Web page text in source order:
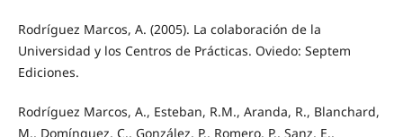
Rodríguez Marcos, A. (2005). La colaboración de la
Universidad y los Centros de Prácticas. Oviedo: Septem
Ediciones.
Rodríguez Marcos, A., Esteban, R.M., Aranda, R., Blanchard,
M., Domínguez, C., González, P., Romero, P., Sanz, E.,